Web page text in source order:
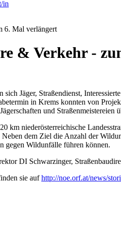
in
6. Mal verlängert
& Verkehr -
sich Jäger, Straßendienst,
in Krems konnten von
und Straßenmeistereien
km niederösterreichische
Neben dem Ziel die Anzahl der
gegen Wildunfälle führen können.
DI Schwarzinger,
sie aufhttp://noe.orf.at/news/